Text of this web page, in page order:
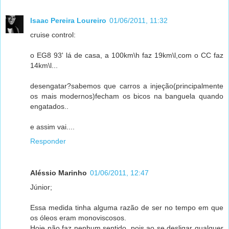
Isaac Pereira Loureiro 01/06/2011, 11:32
cruise control:
o EG8 93' lá de casa, a 100km\h faz 19km\l,com o CC faz
14km\l...
desengatar?sabemos que carros a injeção(principalmente
os mais modernos)fecham os bicos na banguela quando
engatados..
e assim vai....
Responder
Aléssio Marinho 01/06/2011, 12:47
Júnior;
Essa medida tinha alguma razão de ser no tempo em que
os óleos eram monoviscosos.